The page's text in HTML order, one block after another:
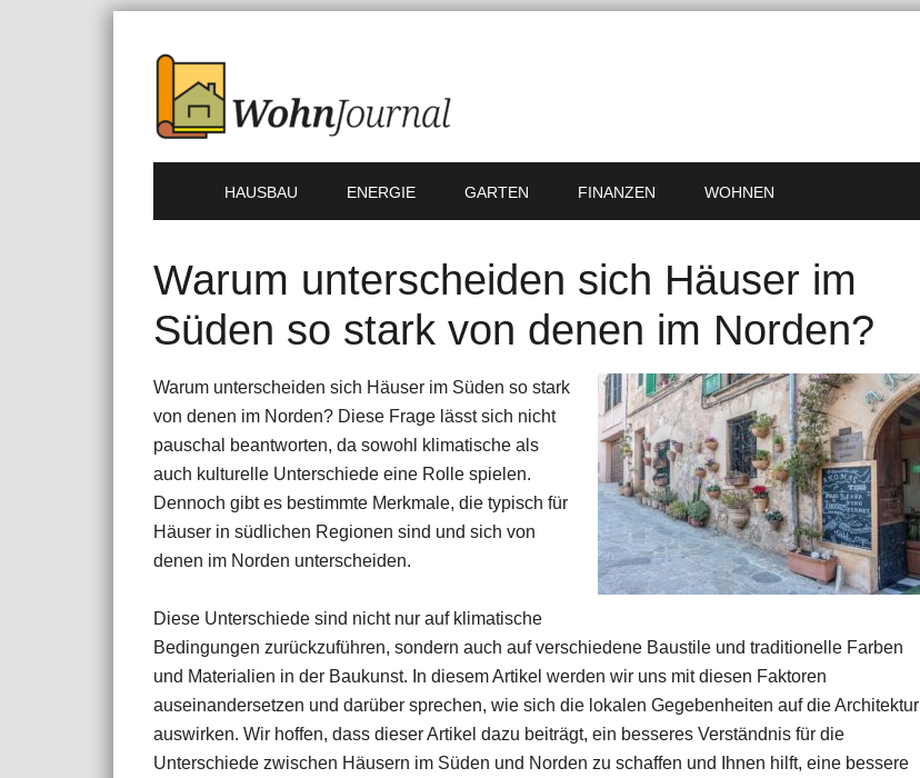
HAUSBAU ENERGIE GARTEN FINANZEN WOHNEN
Warum unterscheiden sich Häuser im
Süden so stark von denen im Norden?
Warum unterscheiden sich Häuser im Süden so stark
von denen im Norden? Diese Frage lässt sich nicht
pauschal beantworten, da sowohl klimatische als
auch kulturelle Unterschiede eine Rolle spielen.
Dennoch gibt es bestimmte Merkmale, die typisch für
Häuser in südlichen Regionen sind und sich von
denen im Norden unterscheiden.
Diese Unterschiede sind nicht nur auf klimatische
Bedingungen zurückzuführen, sondern auch auf verschiedene Baustile und traditionelle Farben
und Materialien in der Baukunst. In diesem Artikel werden wir uns mit diesen Faktoren
auseinandersetzen und darüber sprechen, wie sich die lokalen Gegebenheiten auf die Architektur
auswirken. Wir hoffen, dass dieser Artikel dazu beiträgt, ein besseres Verständnis für die
Unterschiede zwischen Häusern im Süden und Norden zu schaffen und Ihnen hilft, eine bessere